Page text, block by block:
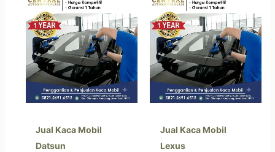
Jual Kaca Mobil
Datsun
Jual Kaca Mobil
Lexus